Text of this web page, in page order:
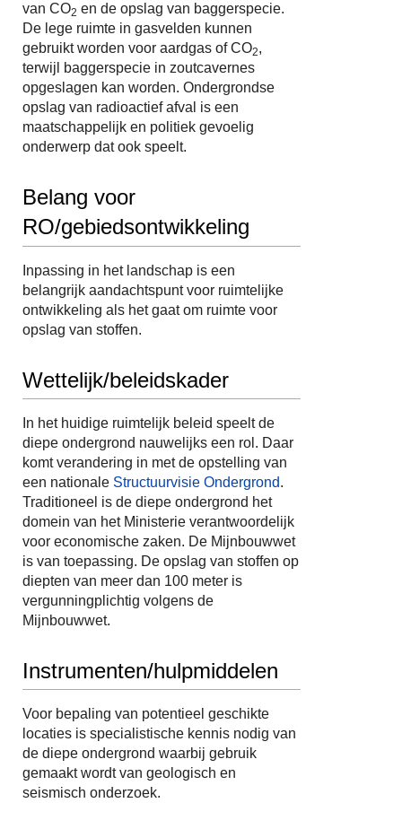
van CO2 en de opslag van baggerspecie.
De lege ruimte in gasvelden kunnen
gebruikt worden voor aardgas of CO2,
terwijl baggerspecie in zoutcavernes
opgeslagen kan worden. Ondergrondse
opslag van radioactief afval is een
maatschappelijk en politiek gevoelig
onderwerp dat ook speelt.
Belang voor
RO/gebiedsontwikkeling
Inpassing in het landschap is een
belangrijk aandachtspunt voor ruimtelijke
ontwikkeling als het gaat om ruimte voor
opslag van stoffen.
Wettelijk/beleidskader
In het huidige ruimtelijk beleid speelt de
diepe ondergrond nauwelijks een rol. Daar
komt verandering in met de opstelling van
een nationale Structuurvisie Ondergrond.
Traditioneel is de diepe ondergrond het
domein van het Ministerie verantwoordelijk
voor economische zaken. De Mijnbouwwet
is van toepassing. De opslag van stoffen op
diepten van meer dan 100 meter is
vergunningplichtig volgens de
Mijnbouwwet.
Instrumenten/hulpmiddelen
Voor bepaling van potentieel geschikte
locaties is specialistische kennis nodig van
de diepe ondergrond waarbij gebruik
gemaakt wordt van geologisch en
seismisch onderzoek.